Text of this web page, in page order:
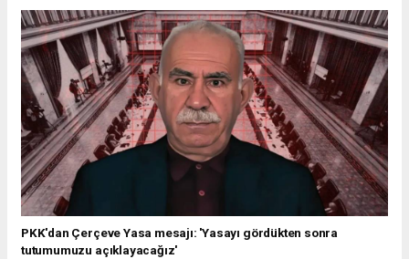
PKK'dan Çerçeve Yasa mesajı: 'Yasayı gördükten sonra
tutumumuzu açıklayacağız'